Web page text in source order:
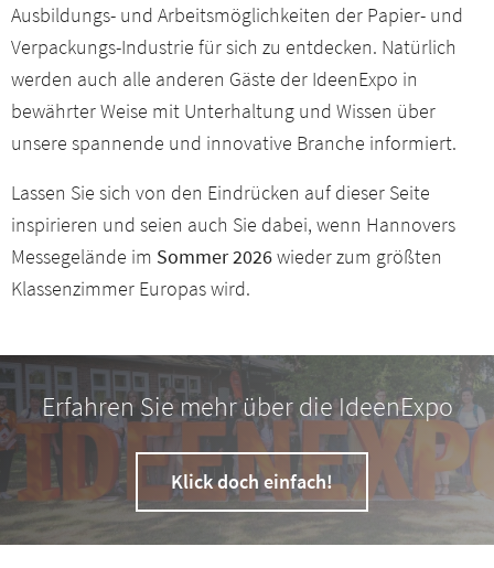
Ausbildungs- und Arbeitsmöglichkeiten der Papier- und
Verpackungs-Industrie für sich zu entdecken. Natürlich
werden auch alle anderen Gäste der IdeenExpo in
bewährter Weise mit Unterhaltung und Wissen über
unsere spannende und innovative Branche informiert.
Lassen Sie sich von den Eindrücken auf dieser Seite
inspirieren und seien auch Sie dabei, wenn Hannovers
Messegelände im Sommer 2026wieder zum größten
Klassenzimmer Europas wird.
Erfahren Sie mehr über die IdeenExpo
Klick doch einfach!